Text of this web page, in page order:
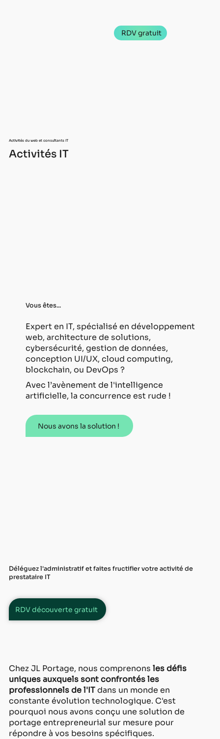
RDV gratuit
Activités du web et consultants IT
Activités IT
Vous êtes...
Expert en IT, spécialisé en développement
web, architecture de solutions,
cybersécurité, gestion de données,
conception UI/UX, cloud computing,
blockchain, ou DevOps ?
Avec l’avènement de l'intelligence
artificielle, la concurrence est rude !
Nous avons la solution !
Déléguez l'administratif et faites fructifier votre activité de
prestataire IT
RDV découverte gratuit
Chez JL Portage, nous comprenons les défis
uniques auxquels sont confrontés les
professionnels de l'ITdans un monde en
constante évolution technologique. C'est
pourquoi nous avons conçu une solution de
portage entrepreneurial sur mesure pour
répondre à vos besoins spécifiques.